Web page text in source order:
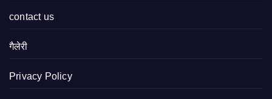
contact us
गैलेरी
Privacy Policy